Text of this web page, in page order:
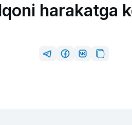
harakatga